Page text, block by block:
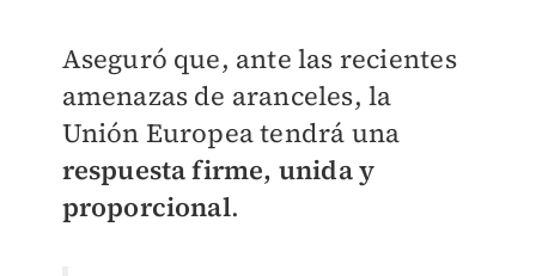
Aseguró que, ante las recientes
amenazas de aranceles, la
Unión Europea tendrá una
respuesta firme, unida y
proporcional.